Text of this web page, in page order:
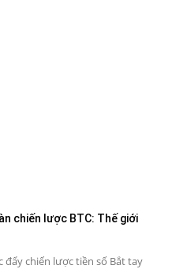
chiến lược BTC: Thế giới
đẩy chiến lược tiền số Bắt tay